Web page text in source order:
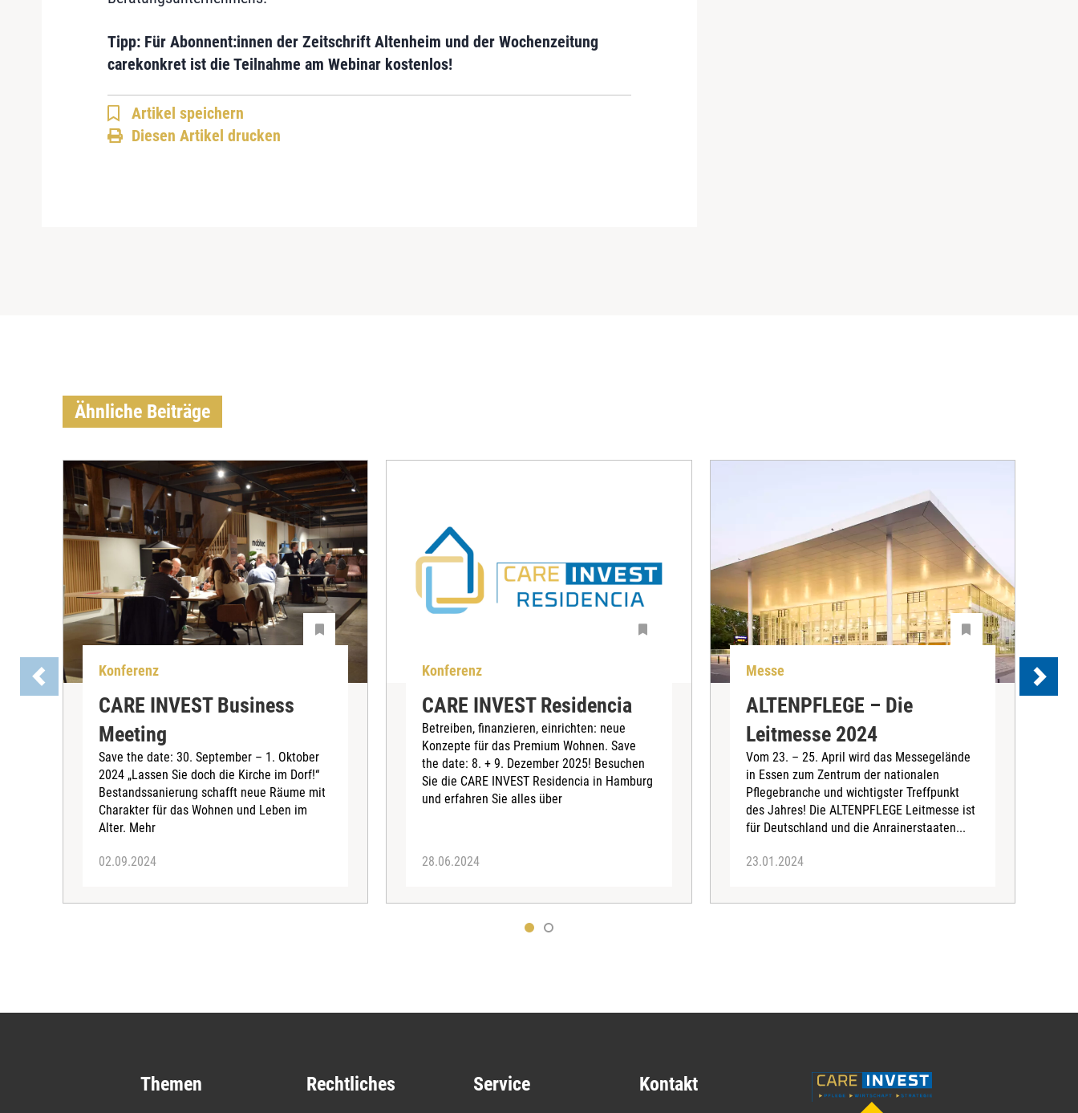
Tipp: Für Abonnent:innen der Zeitschrift Altenheim und der Wochenzeitung
carekonkret ist die Teilnahme am Webinar kostenlos!
Artikel speichern
Diesen Artikel drucken
Ähnliche Beiträge
Konferenz
CARE INVEST Business
Meeting
Save the date: 30. September – 1. Oktober
2024 „Lassen Sie doch die Kirche im Dorf!“
Bestandssanierung schafft neue Räume mit
Charakter für das Wohnen und Leben im
Alter. Mehr
02.09.2024
Konferenz
CARE INVEST Residencia
Betreiben, finanzieren, einrichten: neue
Konzepte für das Premium Wohnen. Save
the date: 8. + 9. Dezember 2025! Besuchen
Sie die CARE INVEST Residencia in Hamburg
und erfahren Sie alles über
28.06.2024
Messe
ALTENPFLEGE – Die
Leitmesse 2024
Vom 23. – 25. April wird das Messegelände
in Essen zum Zentrum der nationalen
Pflegebranche und wichtigster Treffpunkt
des Jahres! Die ALTENPFLEGE Leitmesse ist
für Deutschland und die Anrainerstaaten...
23.01.2024
Themen Rechtliches Service Kontakt